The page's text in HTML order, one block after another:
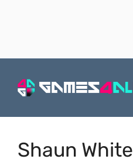
Shaun White